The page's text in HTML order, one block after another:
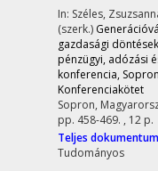
In: Széles,
(szerk.)
gazdasági döntések
pénzügyi, adózási
konferencia,
Konferenciakötet
Sopron,
pp. 458-469. , 12 p.
Teljes dokumentum
Tudományos